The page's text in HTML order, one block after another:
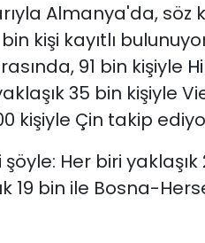
Almanya'da,
kişi kayıtlı
91 bin kişiyle
35 bin kişiyle
kişiyle Çin takip
Her biri yaklaşık
19 bin ile Bosna-